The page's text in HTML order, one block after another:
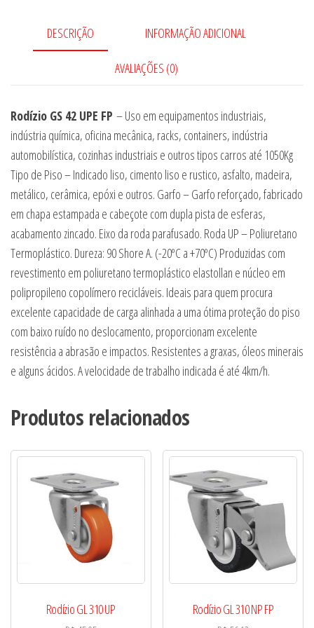
DESCRIÇÃO INFORMAÇÃO ADICIONAL
AVALIAÇÕES (0)
Rodízio GS 42 UPE FP – Uso em equipamentos industriais,
indústria química, oficina mecânica, racks, containers, indústria
automobilística, cozinhas industriais e outros tipos carros até 1050Kg
Tipo de Piso – Indicado liso, cimento liso e rustico, asfalto, madeira,
metálico, cerâmica, epóxi e outros. Garfo – Garfo reforçado, fabricado
em chapa estampada e cabeçote com dupla pista de esferas,
acabamento zincado. Eixo da roda parafusado. Roda UP – Poliuretano
Termoplástico. Dureza: 90 Shore A. (-20ºC a +70ºC) Produzidas com
revestimento em poliuretano termoplástico elastollan e núcleo em
polipropileno copolímero recicláveis. Ideais para quem procura
excelente capacidade de carga alinhada a uma ótima proteção do piso
com baixo ruído no deslocamento, proporcionam excelente
resistência a abrasão e impactos. Resistentes a graxas, óleos minerais
e alguns ácidos. A velocidade de trabalho indicada é até 4km/h.
Produtos relacionados
Rodízio GL 310 UP Rodízio GL 310 NP FP